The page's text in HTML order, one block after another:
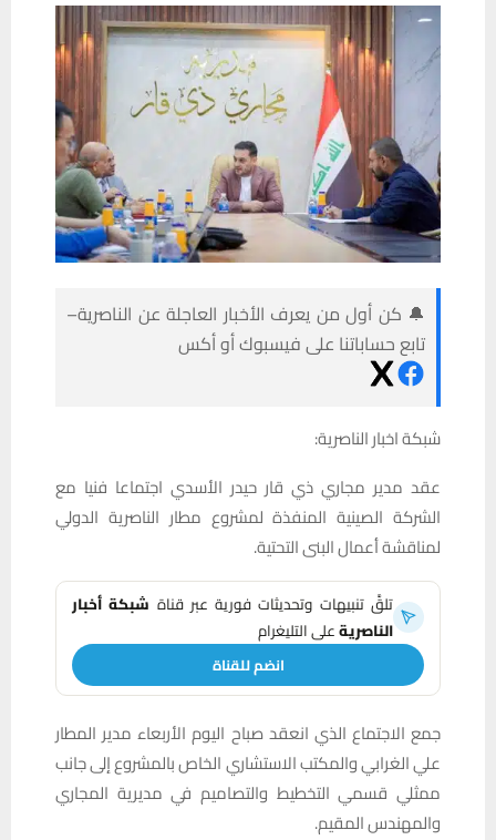
🔔 كن أول من يعرف الأخبار العاجلة عن الناصرية–
تابع حساباتنا على فيسبوك أو أكس
شبكة اخبار الناصرية:
عقد مدير مجاري ذي قار حيدر الأسدي اجتماعا فنيا مع
الشركة الصينية المنفذة لمشروع مطار الناصرية الدولي
لمناقشة أعمال البنى التحتية.
تلقَّ تنبيهات وتحديثات فورية عبر قناة شبكة أخبار
الناصريةعلى التليغرام
انضم للقناة
جمع الاجتماع الذي انعقد صباح اليوم الأربعاء مدير المطار
علي الغرابي والمكتب الاستشاري الخاص بالمشروع إلى جانب
ممثلي قسمي التخطيط والتصاميم في مديرية المجاري
والمهندس المقيم.